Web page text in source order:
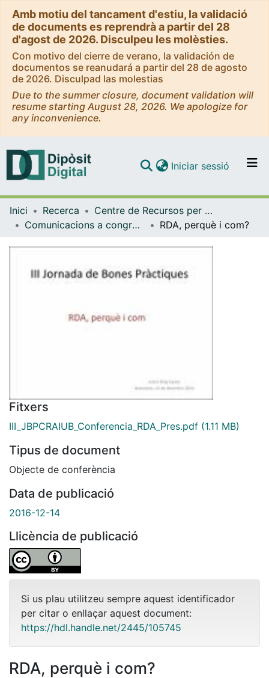
Amb motiu del tancament d'estiu, la validació
de documents es reprendrà a partir del 28
d'agost de 2026. Disculpeu les molèsties.
Con motivo del cierre de verano, la validación de
documentos se reanudará a partir del 28 de agosto
de 2026. Disculpad las molestias
Due to the summer closure, document validation will
resume starting August 28, 2026. We apologize for
any inconvenience.
Navega per tot el DD
Com publicar
Iniciar sessió (current)
Inici Recerca
Centre de Recursos per a l'Aprenentatge i la Investigació (CRAI-UB)
Comunicacions a congressos / Jornades / Presentacions (CRAI-UB)
RDA, perquè i com?
Fitxers
III_JBPCRAIUB_Conferencia_RDA_Pres.pdf (1.11 MB)
Tipus de document
Objecte de conferència
Data de publicació
2016-12-14
Llicència de publicació
Si us plau utilitzeu sempre aquest identificador
per citar o enllaçar aquest document:
https://hdl.handle.net/2445/105745
RDA, perquè i com?